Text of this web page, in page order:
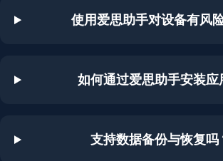
使用爱思助手对设备有风
如何通过爱思助手安装应
支持数据备份与恢复吗